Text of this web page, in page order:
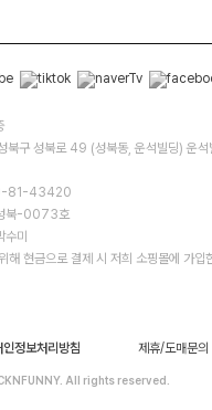
구 성북로 49 (성북동, 운석빌딩) 운석
81-43420
북-0073호
미
해 현금으로 결제 시 저희 소핑몰에 가입
인정보처리방침 제휴/도매문의
All rights reserved.